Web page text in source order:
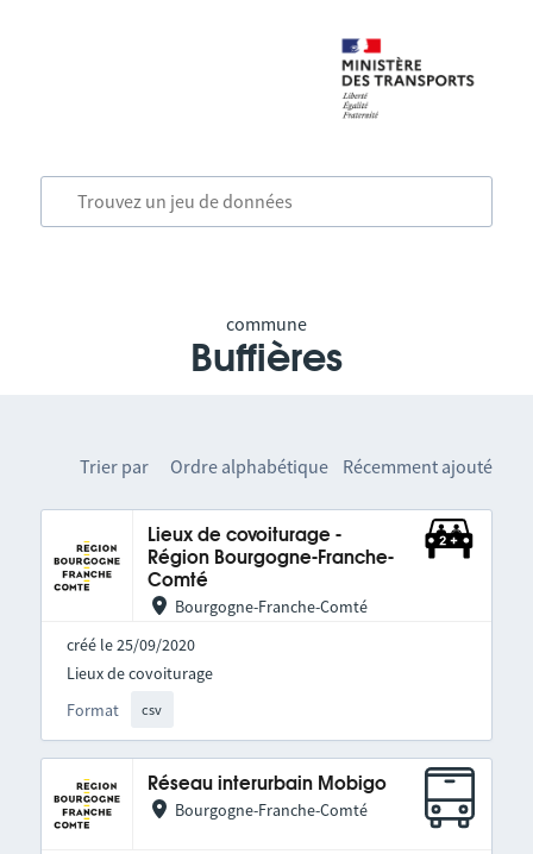
commune
Buffières
Trier par Ordre alphabétique Récemment ajouté
Lieux de covoiturage -
Région Bourgogne-Franche-
Comté
Bourgogne-Franche-Comté
créé le 25/09/2020
Format csv
Lieux de covoiturage
Réseau interurbain Mobigo
Bourgogne-Franche-Comté